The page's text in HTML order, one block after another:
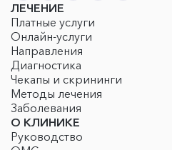
ЛЕЧЕНИЕ
Платные услуги
Онлайн-услуги
Направления
Диагностика
Чекапы и скрининги
Методы лечения
Заболевания
О КЛИНИКЕ
Руководство